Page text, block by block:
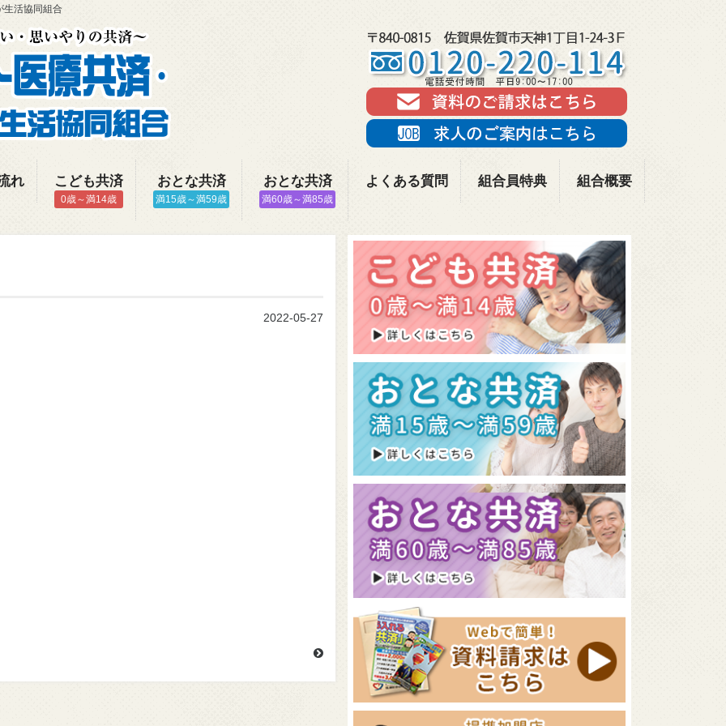
活協同組合
れ こども共済
0歳～満14歳
おとな共済
満15歳～満59歳
おとな共済
満60歳～満85歳
よくある質問 組合員特典 組合概要
2022-05-27